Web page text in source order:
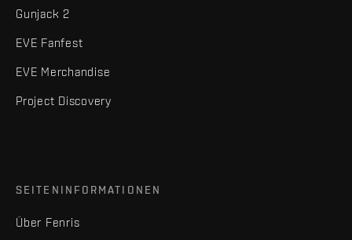
Gunjack 2
EVE Fanfest
EVE Merchandise
Project Discovery
SEITENINFORMATIONEN
Über Fenris